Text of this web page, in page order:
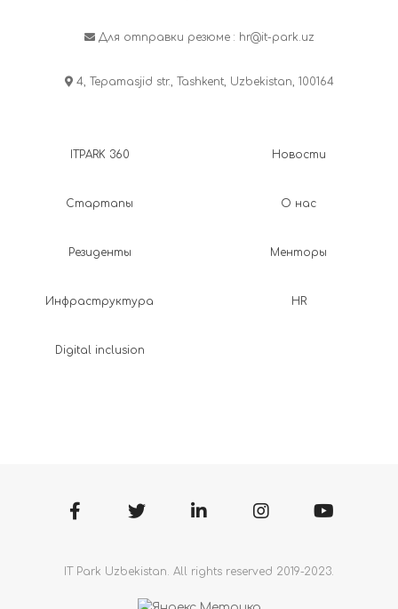
Для отправки резюме : hr@it-park.uz
4, Tepamasjid str., Tashkent, Uzbekistan, 100164
ITPARK 360
Стартапы
Резиденты
Инфраструктура
Digital inclusion
Новости
О нас
Менторы
HR
IT Park Uzbekistan. All rights reserved 2019-2023.